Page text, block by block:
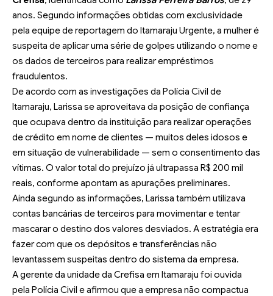
anos. Segundo informações obtidas com exclusividade
pela equipe de reportagem do Itamaraju Urgente, a mulher é
suspeita de aplicar uma série de golpes utilizando o nome e
os dados de terceiros para realizar empréstimos
fraudulentos.
De acordo com as investigações da Polícia Civil de
Itamaraju, Larissa se aproveitava da posição de confiança
que ocupava dentro da instituição para realizar operações
de crédito em nome de clientes — muitos deles idosos e
em situação de vulnerabilidade — sem o consentimento das
vítimas. O valor total do prejuízo já ultrapassa R$ 200 mil
reais, conforme apontam as apurações preliminares.
Ainda segundo as informações, Larissa também utilizava
contas bancárias de terceiros para movimentar e tentar
mascarar o destino dos valores desviados. A estratégia era
fazer com que os depósitos e transferências não
levantassem suspeitas dentro do sistema da empresa.
A gerente da unidade da Crefisa em Itamaraju foi ouvida
pela Polícia Civil e afirmou que a empresa não compactua